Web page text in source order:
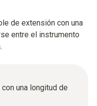
de extensión con una
entre el instrumento
una longitud de